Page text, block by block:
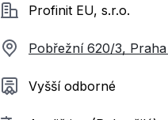
SpolečnostProfinit EU, s.r.o.
Pobřežní 620/3,
Požadované vzdělání
Vyšší odborné